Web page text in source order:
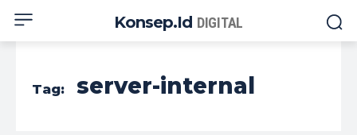
Konsep.id DIGITAL
Tag: server-internal